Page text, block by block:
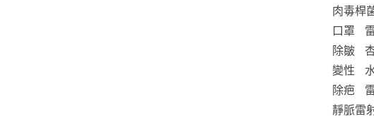
肉毒桿
口罩
除皺
變性
除疤
靜脈雷